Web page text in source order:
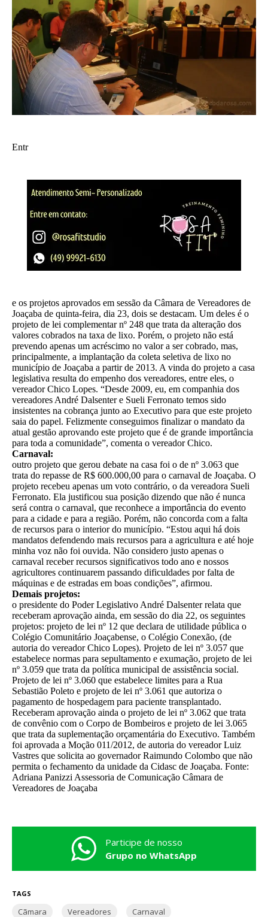
Entr
e os projetos aprovados em sessão da Câmara de Vereadores de
Joaçaba de quinta-feira, dia 23, dois se destacam. Um deles é o
projeto de lei complementar nº 248 que trata da alteração dos
valores cobrados na taxa de lixo. Porém, o projeto não está
prevendo apenas um acréscimo no valor a ser cobrado, mas,
principalmente, a implantação da coleta seletiva de lixo no
município de Joaçaba a partir de 2013. A vinda do projeto a casa
legislativa resulta do empenho dos vereadores, entre eles, o
vereador Chico Lopes. “Desde 2009, eu, em companhia dos
vereadores André Dalsenter e Sueli Ferronato temos sido
insistentes na cobrança junto ao Executivo para que este projeto
saia do papel. Felizmente conseguimos finalizar o mandato da
atual gestão aprovando este projeto que é de grande importância
para toda a comunidade”, comenta o vereador Chico.
Carnaval:
outro projeto que gerou debate na casa foi o de nº 3.063 que
trata do repasse de R$ 600.000,00 para o carnaval de Joaçaba. O
projeto recebeu apenas um voto contrário, o da vereadora Sueli
Ferronato. Ela justificou sua posição dizendo que não é nunca
será contra o carnaval, que reconhece a importância do evento
para a cidade e para a região. Porém, não concorda com a falta
de recursos para o interior do município. “Estou aqui há dois
mandatos defendendo mais recursos para a agricultura e até hoje
minha voz não foi ouvida. Não considero justo apenas o
carnaval receber recursos significativos todo ano e nossos
agricultores continuarem passando dificuldades por falta de
máquinas e de estradas em boas condições”, afirmou.
Demais projetos:
o presidente do Poder Legislativo André Dalsenter relata que
receberam aprovação ainda, em sessão do dia 22, os seguintes
projetos: projeto de lei nº 12 que declara de utilidade pública o
Colégio Comunitário Joaçabense, o Colégio Conexão, (de
autoria do vereador Chico Lopes). Projeto de lei nº 3.057 que
estabelece normas para sepultamento e exumação, projeto de lei
nº 3.059 que trata da política municipal de assistência social.
Projeto de lei nº 3.060 que estabelece limites para a Rua
Sebastião Poleto e projeto de lei nº 3.061 que autoriza o
pagamento de hospedagem para paciente transplantado.
Receberam aprovação ainda o projeto de lei nº 3.062 que trata
de convênio com o Corpo de Bombeiros e projeto de lei 3.065
que trata da suplementação orçamentária do Executivo. Também
foi aprovada a Moção 011/2012, de autoria do vereador Luiz
Vastres que solicita ao governador Raimundo Colombo que não
permita o fechamento da unidade da Cidasc de Joaçaba. Fonte:
Adriana Panizzi Assessoria de Comunicação Câmara de
Vereadores de Joaçaba
Participe de nosso
Grupo no WhatsApp
TAGS
Cãmara Vereadores Carnaval